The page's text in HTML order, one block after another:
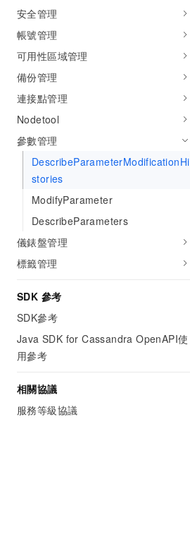
安全管理
帳號管理
可用性區域管理
備份管理
連接點管理
Nodetool
參數管理
DescribeParameterModificationHi
stories
ModifyParameter
DescribeParameters
儀錶盤管理
標籤管理
SDK 參考
SDK參考
Java SDK for Cassandra OpenAPI使
用參考
相關協議
服務等級協議